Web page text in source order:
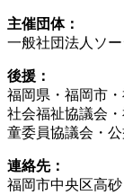
主催団体：
一般社団法人ソ
後援：
福岡県・福岡市
社会福祉協議会
童委員協議会・
連絡先：
福岡市中央区高